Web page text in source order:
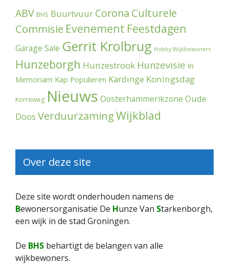
ABV BHS Buurtvuur Corona Culturele
Commisie Evenement Feestdagen
Garage Sale Gerrit Krolbrug Hobby Wijkbewoners
Hunzeborgh Hunzestrook Hunzevisie In
Memoriam Kap Populieren Kardinge Koningsdag
Korreweg Nieuws Oosterhammerikzone Oude
Doos VerduurzamingWijkblad
Over deze site
Deze site wordt onderhouden namens de
Bewonersorganisatie De Hunze Van Starkenborgh,
een wijk in de stad Groningen.
De BHS behartigt de belangen van alle
wijkbewoners.